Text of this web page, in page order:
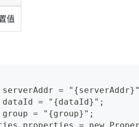
值
=
= "{dataId}";
= "{group}";